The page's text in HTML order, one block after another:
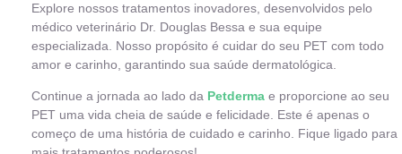
Explore nossos tratamentos inovadores, desenvolvidos pelo
médico veterinário Dr. Douglas Bessa e sua equipe
especializada. Nosso propósito é cuidar do seu PET com todo
amor e carinho, garantindo sua saúde dermatológica.
Continue a jornada ao lado da Petderma e proporcione ao seu
PET uma vida cheia de saúde e felicidade. Este é apenas o
começo de uma história de cuidado e carinho. Fique ligado para